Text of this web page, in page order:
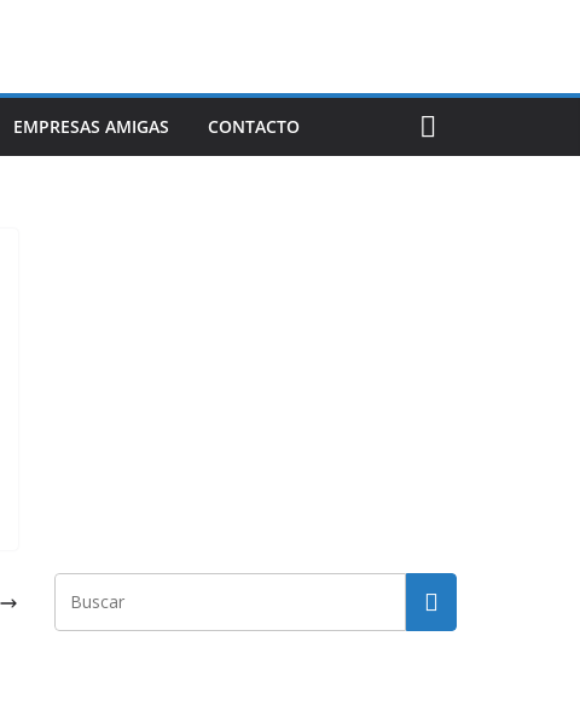
EMPRESAS AMIGAS CONTACTO